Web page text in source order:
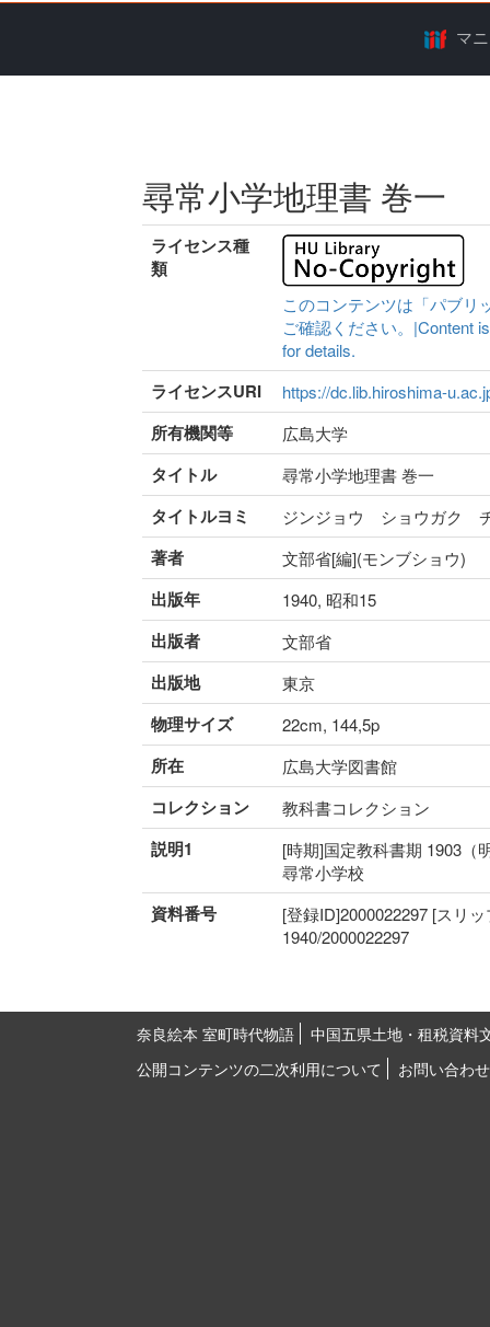
マ
尋常小学地理書 巻一
ライセンス種
類
このコンテンツは「パブリ
ご確認ください。|Content
for details.
ライセンスURI https://dc.lib.hiroshima-
所有機関等 広島大学
タイトル 尋常小学地理書 巻一
タイトルヨミ ジンジョウ ショウガク
著者 文部省[編](モンブショウ)
出版年 1940, 昭和15
出版者 文部省
出版地 東京
物理サイズ 22cm, 144,5p
所在 広島大学図書館
コレクション 教科書コレクション
説明1
[時期]国定教科書期 1903（
尋常小学校
資料番号
[登録ID]2000022297 [スリ
1940/2000022297
奈良絵本 室町時代物語
中国五県土地・租税資料
公開コンテンツの二次利用について
お問い合わせ